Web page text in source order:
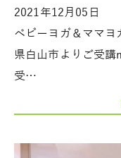
2021年12月05日
ベビーヨガ＆ママ
県白山市よりご受
受…